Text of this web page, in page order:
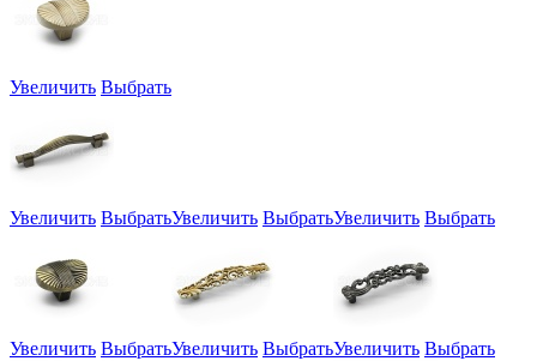
Увеличить Выбрать
Увеличить ВыбратьУвеличить ВыбратьУвеличить Выбрать
Увеличить ВыбратьУвеличить ВыбратьУвеличить Выбрать